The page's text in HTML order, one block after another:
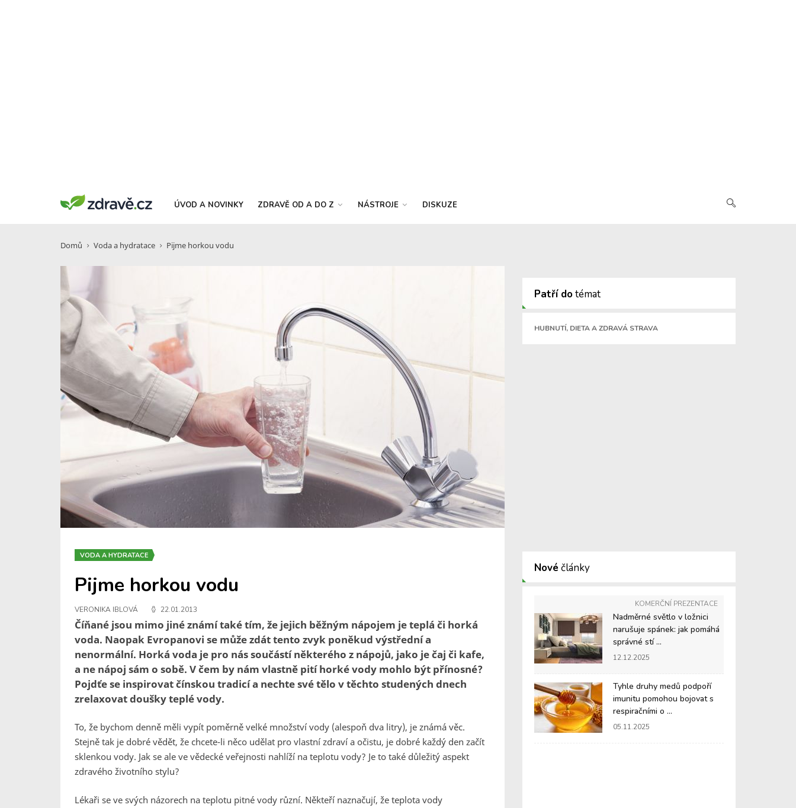
ÚVOD A NOVINKY ZDRAVĚ OD A DO Z NÁSTROJE DISKUZE
Domů Voda a hydratace Pijme horkou vodu
VODA A HYDRATACE
Pijme horkou vodu
VERONIKA IBLOVÁ 22.01.2013
Číňané jsou mimo jiné známí také tím, že jejich běžným nápojem je teplá či horká
voda. Naopak Evropanovi se může zdát tento zvyk poněkud výstřední a
nenormální. Horká voda je pro nás součástí některého z nápojů, jako je čaj či kafe,
a ne nápoj sám o sobě. V čem by nám vlastně pití horké vody mohlo být přínosné?
Pojdťe se inspirovat čínskou tradicí a nechte své tělo v těchto studených dnech
zrelaxovat doušky teplé vody.
To, že bychom denně měli vypít poměrně velké množství vody (alespoň dva litry), je známá věc.
Stejně tak je dobré vědět, že chcete-li něco udělat pro vlastní zdraví a očistu, je dobré každý den začít
sklenkou vody. Jak se ale ve vědecké veřejnosti nahlíží na teplotu vody? Je to také důležitý aspekt
zdravého životního stylu?
Lékaři se ve svých názorech na teplotu pitné vody různí. Někteří naznačují, že teplota vody
Patří dotémat
HUBNUTÍ, DIETA A ZDRAVÁ STRAVA
Nové články
KOMERČNÍ PREZENTACE
Nadměrné světlo v ložnici
narušuje spánek: jak pomáhá
správné stí ...
12.12.2025
Tyhle druhy medů podpoří
imunitu pomohou bojovat s
respiračními o ...
05.11.2025